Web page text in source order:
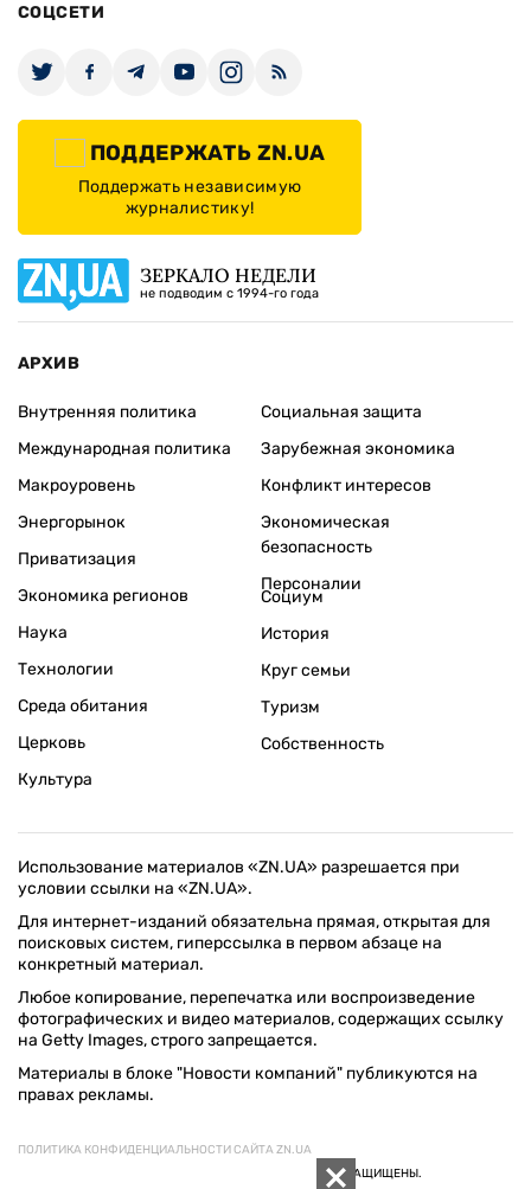
СОЦСЕТИ
ПОДДЕРЖАТЬ ZN.UA
Поддержать независимую
журналистику!
ЗЕРКАЛО НЕДЕЛИ
не подводим с 1994-го года
АРХИВ
Внутренняя политика
Международная политика
Макроуровень
Энергорынок
Приватизация
Экономика регионов
Социальная защита
Зарубежная экономика
Конфликт интересов
Экономическая
безопасность
Персоналии
Наука
Технологии
Среда обитания
Церковь
Культура
Социум
История
Круг семьи
Туризм
Собственность
Использование материалов «ZN.UA» разрешается при
условии ссылки на «ZN.UA».
Для интернет-изданий обязательна прямая, открытая для
поисковых систем, гиперссылка в первом абзаце на
конкретный материал.
Любое копирование, перепечатка или воспроизведение
фотографических и видео материалов, содержащих ссылку
на Getty Images, строго запрещается.
Материалы в блоке "Новости компаний" публикуются на
правах рекламы.
ПОЛИТИКА КОНФИДЕНЦИАЛЬНОСТИ САЙТА ZN.UA
© 1994–2026 «ЗЕРКАЛО НЕДЕЛИ. УКРАИНА». ВСЕ ПРАВА ЗАЩИЩЕНЫ.